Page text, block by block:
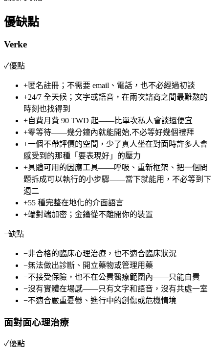
優缺點
Verke
✓優點
+匿名註冊；不需要 email、電話，也不必經過初談
+24/7 全天候；文字或語音，在兩次諮商之間最難熬的
時刻也找得到
+自費月費 90 TWD 起——比單次私人會談還便宜
+零等待——幾分鐘內就能開始,不必等好幾個禮拜
+一個不帶評價的空間，少了真人坐在對面時許多人會
感受到的那種「要表現好」的壓力
+具體可用的因應工具——呼吸、重新框架、把一個問
題拆成可以執行的小步驟——當下就能用，不必等到下
週二
+55 種完整在地化的介面語言
+端對端加密；金鑰從不離開你的裝置
−缺點
−非合格的臨床心理治療，也不適合臨床狀況
−無法做出診斷、開立藥物或管理用藥
−不接受保險，也不在公費醫療範圍內——只能自費
−沒有實體在場感——只有文字和語音，沒有共處一室
−不適合嚴重憂鬱、進行中的創傷或危機情境
面對面心理治療
✓優點